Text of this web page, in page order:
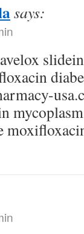
says: